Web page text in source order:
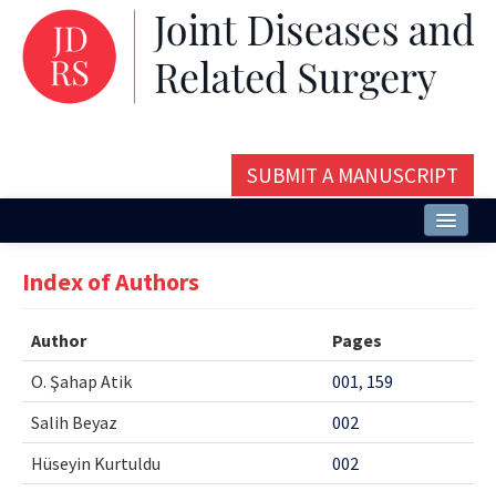
SUBMIT A MANUSCRIPT
Issues and Articles
Editorial Board
Instructions
Aims and Scope
Index of Authors
Author
Pages
O. Şahap Atik
001, 159
Salih Beyaz
002
Hüseyin Kurtuldu
002